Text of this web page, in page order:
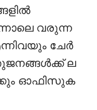
വരുന്ന
ചേർ
ല
ഓഫിസുക